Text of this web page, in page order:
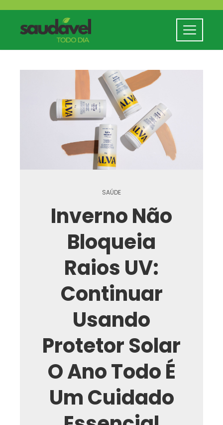
SAÚDE
Inverno Não
Bloqueia
Raios UV:
Continuar
Usando
Protetor Solar
O Ano Todo É
Um Cuidado